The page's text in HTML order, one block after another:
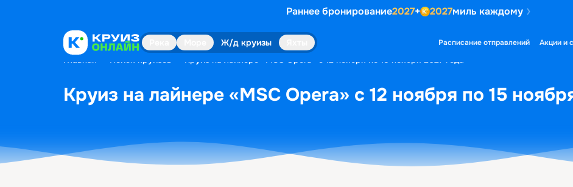
Раннее бронирование2027+ 2027миль каждому
Ж/д круизы Расписание отправлений Акции и
Главная Поиск круизов Круиз на лайнере «MSC Opera» с 12 ноября по 15 ноября 2027 года
Круиз на лайнере «MSC Opera» с 12 ноября по 15